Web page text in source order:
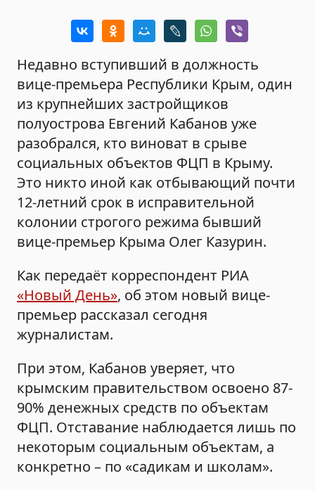
Недавно вступивший в должность
вице-премьера Республики Крым, один
из крупнейших застройщиков
полуострова Евгений Кабанов уже
разобрался, кто виноват в срыве
социальных объектов ФЦП в Крыму.
Это никто иной как отбывающий почти
12-летний срок в исправительной
колонии строгого режима бывший
вице-премьер Крыма Олег Казурин.
Как передаёт корреспондент РИА
«Новый День», об этом новый вице-
премьер рассказал сегодня
журналистам.
При этом, Кабанов уверяет, что
крымским правительством освоено 87-
90% денежных средств по объектам
ФЦП. Отставание наблюдается лишь по
некоторым социальным объектам, а
конкретно – по «садикам и школам».